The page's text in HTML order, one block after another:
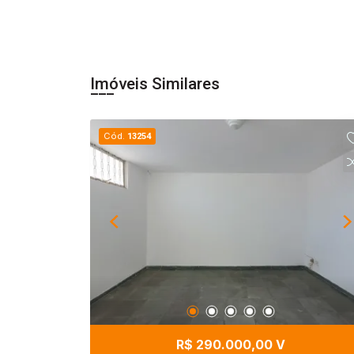
Imóveis Similares
Cód. 13254
R$ 290.000,00 V